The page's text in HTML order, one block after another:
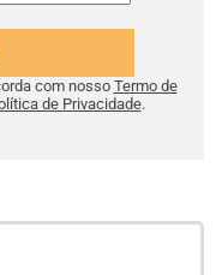
com nosso Termo de
de Privacidade.